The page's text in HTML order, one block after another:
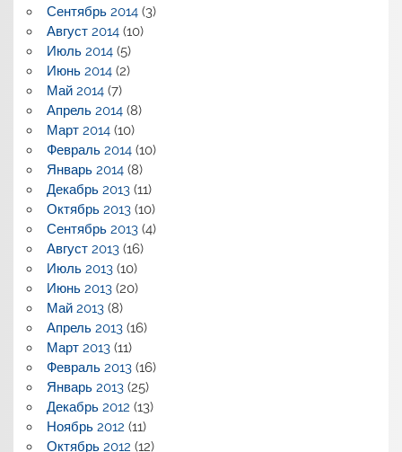
Сентябрь 2014(3)
Август 2014(10)
Июль 2014(5)
Июнь 2014(2)
Май 2014(7)
Апрель 2014(8)
Март 2014(10)
Февраль 2014(10)
Январь 2014(8)
Декабрь 2013(11)
Октябрь 2013(10)
Сентябрь 2013(4)
Август 2013(16)
Июль 2013(10)
Июнь 2013(20)
Май 2013(8)
Апрель 2013(16)
Март 2013(11)
Февраль 2013(16)
Январь 2013(25)
Декабрь 2012 (13)
Ноябрь 2012 (11)
Октябрь 2012 (12)